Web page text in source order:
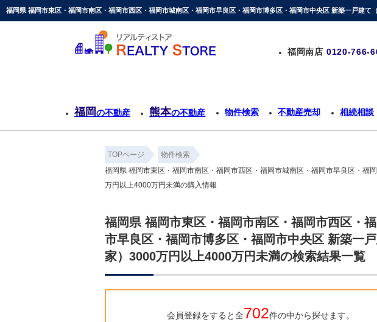
福岡南店 0120-766-
福岡の不動産 熊本の不動産 物件検索 不動産売却 相続相談
TOPページ
物件検索
福岡県 福岡市東区・福岡市南区・福岡市西区・福岡市城南区・福岡市早良区・福
万円以上4000万円未満の購入情報
福岡県 福岡市東区・福岡市南区・福岡市西区・
市早良区・福岡市博多区・福岡市中央区 新築一
家）3000万円以上4000万円未満の検索結果一覧
会員登録をすると全702件の中から探せます。